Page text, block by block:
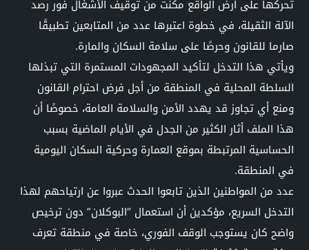
تحركها على أرض الواقع مكنت من توقيف الأشغال فور رصد
الآلة الثقيلة، في خطوة اعتبرها عدد من المتابعين تطبيقًا
صارما للقانون وحرصًا على سلامة السكان والمارة.
ويأتي هذا التدخل لتأكيد المجهودات المستمرة التي تبذلها
السلطة المحلية في المنطقة من أجل فرض احترام القانون
ومنع أي تجاوز قد يهدد الأمن والسلامة العامة، خصوصًا أن
هذا الملف أثار الكثير من الجدل في الأيام الماضية بسبب
الحساسية المرتبطة بموقع العمارة وحركية السكان اليومية
في المنطقة.
عدد من المواطنين الذين تابعوا الحدث عبروا عن ارتياحهم لهذا
التدخل السريع، مؤكدين أن استعمال “البوكلان” دون ترخيص
واضح كان يستوجب الوقف الفوري، خاصة في منطقة تعرف